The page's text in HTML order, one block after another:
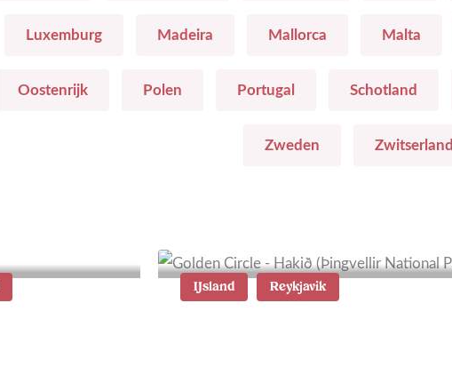
Luxemburg Madeira Mallorca Malta
Oostenrijk Polen Portugal Schotland
Zweden Zwitserland
IJsland Reykjavik